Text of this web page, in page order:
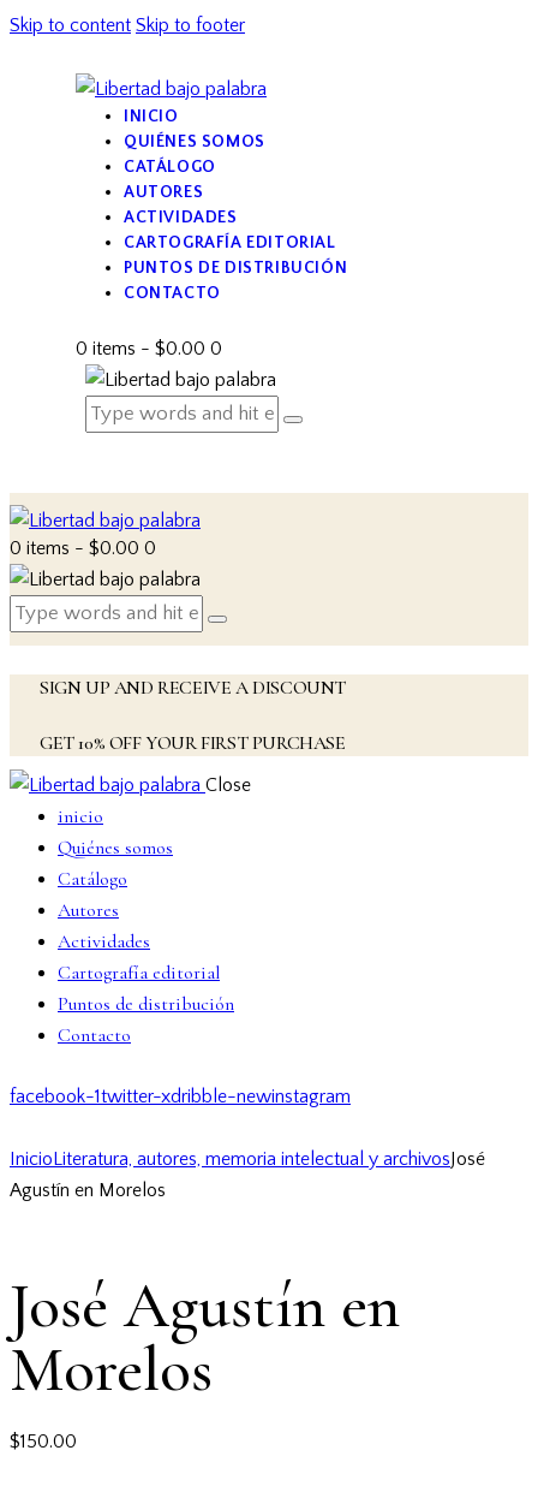
Skip to content Skip to footer
INICIO
QUIÉNES SOMOS
CATÁLOGO
AUTORES
ACTIVIDADES
CARTOGRAFÍA EDITORIAL
PUNTOS DE DISTRIBUCIÓN
CONTACTO
0 items - $0.00 0
0 items - $0.00 0
SIGN UP AND RECEIVE A DISCOUNT
GET 10% OFF YOUR FIRST PURCHASE
Close
inicio
Quiénes somos
Catálogo
Autores
Actividades
Cartografía editorial
Puntos de distribución
Contacto
facebook-1twitter-xdribble-newinstagram
InicioLiteratura, autores, memoria intelectual y archivosJosé
Agustín en Morelos
José Agustín en
Morelos
$150.00